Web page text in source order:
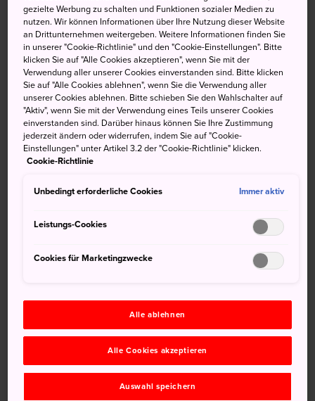
eine der ältesten Onsensiedlungen Japans gilt.
Versteckt in den Kii-Bergen vonWakayama
, bieten die
Herbergen und Gasthöfe hier seit langem Erholung für
diejenigen, die auf dem altenKumano-Kodo-Pilgerweg
wandern wollen. Sie finden Entspannung für Körper und
Seele in einem der vielen Thermalbäder von Yunomine.
©Tanabe City Tourism Promotion Division
Nicht verpassen
Ein privates Bad im Tsuboyu, der einzigen zum
gezielte Werbung zu schalten und Funktionen sozialer Medien zu
nutzen. Wir können Informationen über Ihre Nutzung dieser Website
an Drittunternehmen weitergeben. Weitere Informationen finden Sie
in unserer "Cookie-Richtlinie" und den "Cookie-Einstellungen". Bitte
klicken Sie auf "Alle Cookies akzeptieren", wenn Sie mit der
Verwendung aller unserer Cookies einverstanden sind. Bitte klicken
Sie auf "Alle Cookies ablehnen", wenn Sie die Verwendung aller
unserer Cookies ablehnen. Bitte schieben Sie den Wahlschalter auf
"Aktiv", wenn Sie mit der Verwendung eines Teils unserer Cookies
einverstanden sind. Darüber hinaus können Sie Ihre Zustimmung
jederzeit ändern oder widerrufen, indem Sie auf "Cookie-
Einstellungen" unter Artikel 3.2 der "Cookie-Richtlinie" klicken.
Cookie-Richtlinie
Unbedingt erforderliche Cookies Immer aktiv
Leistungs-Cookies
Cookies für Marketingzwecke
Alle ablehnen
Alle Cookies akzeptieren
Auswahl speichern